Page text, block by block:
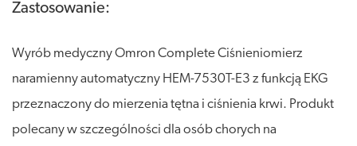
Zastosowanie:
Wyrób medyczny Omron Complete Ciśnieniomierz
naramienny automatyczny HEM-7530T-E3 z funkcją EKG
przeznaczony do mierzenia tętna i ciśnienia krwi. Produkt
polecany w szczególności dla osób chorych na